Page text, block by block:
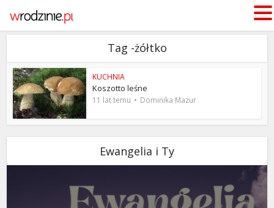
Tag -żółtko
KUCHNIA
Koszotto leśne
11 lat temu Dominika Mazur
Ewangelia i Ty